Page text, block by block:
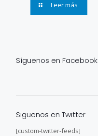
Leer más
Síguenos en Facebook
Siguenos en Twitter
[custom-twitter-feeds]